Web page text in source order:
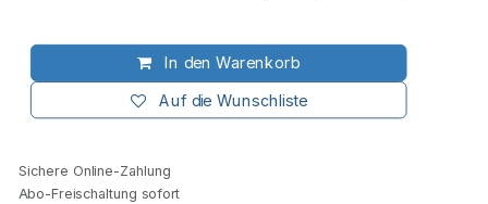
In den Warenkorb
Auf die Wunschliste
Sichere Online-Zahlung
Abo-Freischaltung sofort